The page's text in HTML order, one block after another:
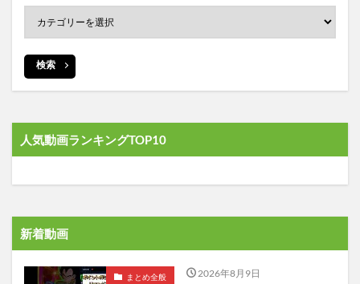
検索
人気動画ランキングTOP10
新着動画
まとめ全般 2026年8月9日